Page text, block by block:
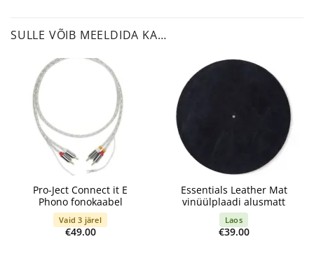
SULLE VÕIB MEELDIDA KA…
Pro-Ject Connect it E
Phono fonokaabel
Vaid 3 järel
€49.00
Essentials Leather Mat
vinüülplaadi alusmatt
Laos
€39.00